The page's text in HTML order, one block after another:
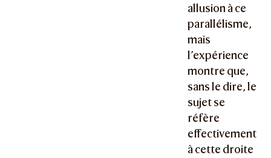
allusion à ce
parallélisme,
mais
l’expérience
montre que,
sans le dire, le
sujet se
réfère
effectivement
à cette droite